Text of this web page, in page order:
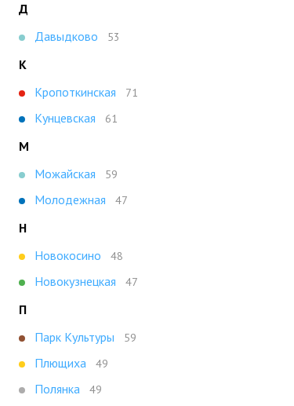
Д
Давыдково
53
К
Кропоткинская
71
Кунцевская 61
М
Можайская
59
Молодежная 47
Н
Новокосино
48
Новокузнецкая 47
П
Парк Культуры
59
Плющиха 49
Полянка 49